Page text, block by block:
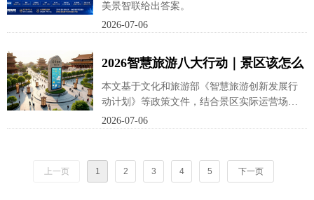
美景智联给出答案。
2026-07-06
2026智慧旅游八大行动｜景区该怎么
接？
本文基于文化和旅游部《智慧旅游创新发展行
动计划》等政策文件，结合景区实际运营场
景，解读八大行动的核心要点与落地
2026-07-06
上一页 1 2 3 4 5 下一页